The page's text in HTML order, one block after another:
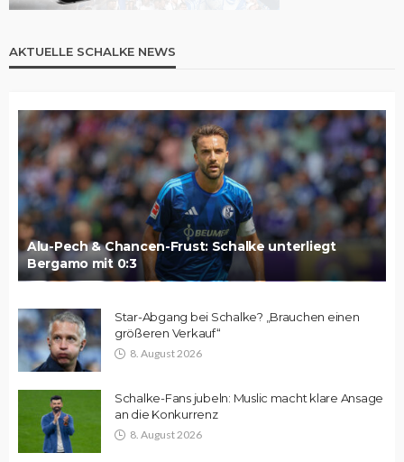
AKTUELLE SCHALKE NEWS
Alu-Pech & Chancen-Frust: Schalke unterliegt
Bergamo mit 0:3
Star-Abgang bei Schalke? „Brauchen einen
größeren Verkauf“
8. August 2026
Schalke-Fans jubeln: Muslic macht klare Ansage
an die Konkurrenz
8. August 2026